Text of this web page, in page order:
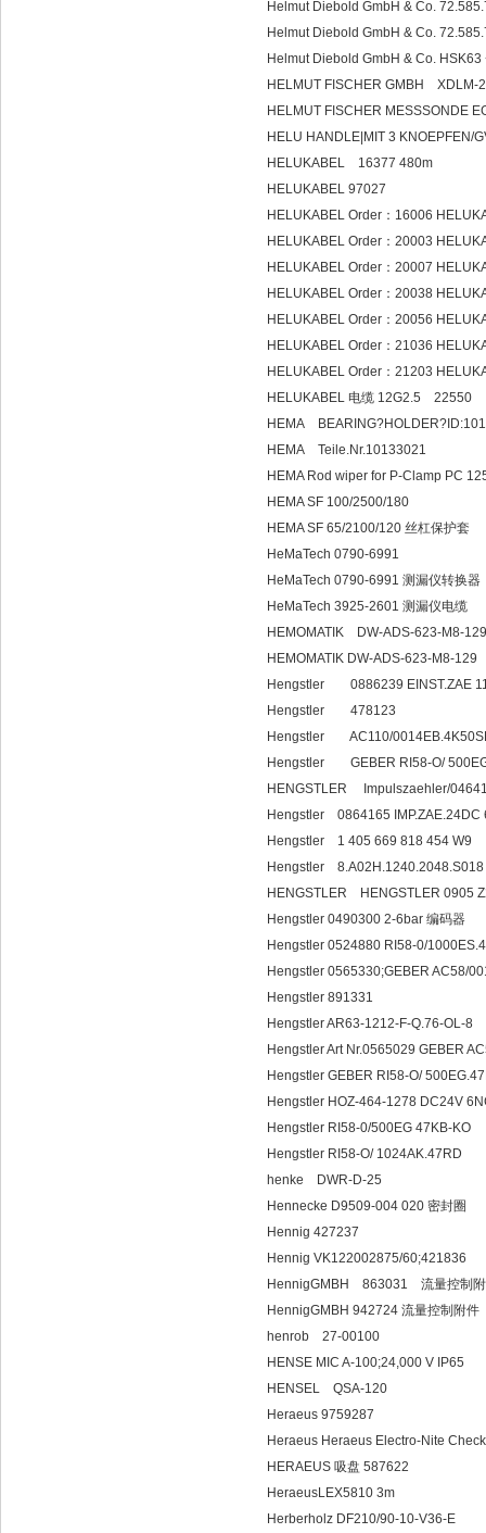
Helmut Diebold GmbH & Co.
Helmut Diebold GmbH & Co.
Helmut Diebold GmbH & Co. HSK63
HELMUT FISCHER GMBH XDLM-
HELMUT FISCHER MESSSONDE
HELU HANDLE|MIT 3
HELUKABEL 16377 480m
HELUKABEL 97027
HELUKABEL Order：16006
HELUKABEL Order：20003
HELUKABEL Order：20007
HELUKABEL Order：20038
HELUKABEL Order：20056
HELUKABEL Order：21036
HELUKABEL Order：21203
HELUKABEL 电缆 12G2.5 22550
HEMA
HEMA Teile.Nr.10133021
HEMA Rod wiper for P-Clamp PC
HEMA SF 100/2500/180
HEMA SF 65/2100/120 丝杠保护套
HeMaTech 0790-6991
HeMaTech 0790-6991 测漏仪转换器
HeMaTech 3925-2601 测漏仪电缆
HEMOMATIK DW-ADS-623-M8-129
HEMOMATIK DW-ADS-623-M8-129
Hengstler 0886239 EINST.ZAE
Hengstler 478123
Hengstler AC110/
Hengstler GEBER RI58-O/
HENGSTLER
Hengstler 0864165
Hengstler 1 405
Hengstler 8.A02H.1240.2048.S018
HENGSTLER
Hengstler 0490300 2-6bar 编码器
Hengstler 0524880 RI58-0/
Hengstler 0565330;GEBER AC58/
Hengstler 891331
Hengstler AR63-1212-F-Q.76-OL-8
Hengstler Art Nr.0565029 GEBER
Hengstler GEBER RI58-O/
Hengstler HOZ-464-1278 DC24V
Hengstler RI58-0/500EG 47KB-KO
Hengstler RI58-O/ 1024AK.47RD
henke DWR-D-25
Hennecke D9509-004 020 密封圈
Hennig 427237
Hennig VK122002875/60;421836
HennigGMBH 863031 流量控制
HennigGMBH 942724 流量控制附件
henrob 27-00100
HENSE MIC A-100;24,000 V IP65
HENSEL QSA-120
Heraeus 9759287
Heraeus Heraeus Electro-Nite
HERAEUS 吸盘 587622
HeraeusLEX5810 3m
Herberholz DF210/90-10-V36-E